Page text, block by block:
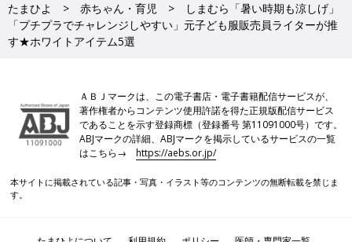
合わせてインナーをセレクトすれば、春〜秋口まで長く着用でき
るのも魅力的◎。80〜170cmと幅広いサイズで展開しているの
で、リンクコーデにもぴったりです。
く着心地も◎」元子ども服販売員ライタ
ー厳選★お出かけアイテム5選
今回ご紹介するのは、西松屋でゲットできる
「お出かけアイテム」。ワンピースやブラウス
など、お休みの日ならではの特別感のあるアイ
テムを集めました！元子ども服販売員ライター
が、アイテムの推しポイントや着こなし術もお
伝えしているので、ぜひチェックしてください
GUキッズ「着まわしに使える！」「着
たまひよ 赤ちゃん・育児
しまむら「暑い時期も涼しげ」
「プチプラでチャレンジしやすい」元子ども服販売員ライターが推
す★ホワイトアイテム5選
ＡＢＪマークは、この電子書店・電子書籍配信サービスが、
著作権者からコンテンツ使用許諾を得た正規版配信サービス
であることを示す登録商標（登録番号 第11091000号）です。
ABJマークの詳細、ABJマークを掲示しているサービスの一覧
はこちら→https://aebs.or.jp/
本サイトに掲載されている記事・写真・イラスト等のコンテンツの無断転載を禁じま
す。